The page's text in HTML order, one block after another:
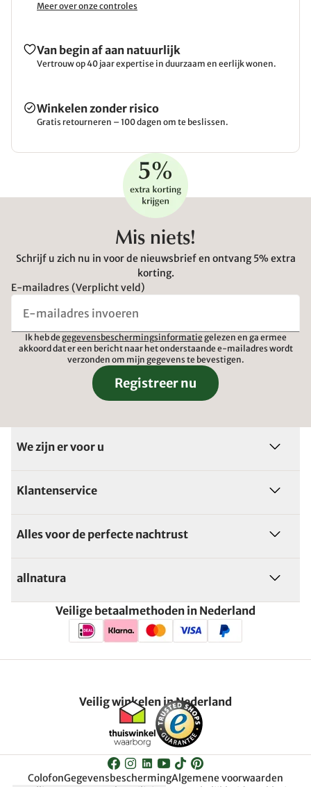
Meer over onze controles
Van begin af aan natuurlijk
Vertrouw op 40 jaar expertise in duurzaam en eerlijk wonen.
Winkelen zonder risico
Gratis retourneren – 100 dagen om te beslissen.
Mis niets!
Schrijf u zich nu in voor de nieuwsbrief en ontvang 5% extra
korting.
E-mailadres (Verplicht veld)
Ik heb de gegevensbeschermingsinformatie gelezen en ga ermee
akkoord dat er een bericht naar het onderstaande e-mailadres wordt
verzonden om mijn gegevens te bevestigen.
Registreer nu
We zijn er voor u
Klantenservice
Alles voor de perfecte nachtrust
allnatura
Veilige betaalmethoden in Nederland
Veilig winkelen in Nederland
ColofonGegevensbeschermingAlgemene voorwaarden